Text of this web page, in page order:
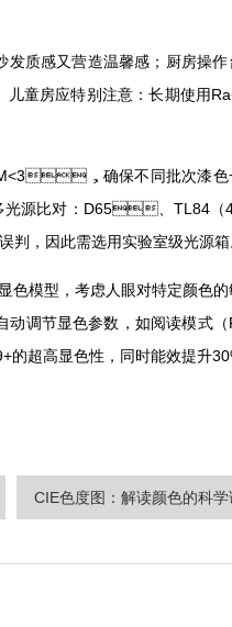
又营造温馨感；厨房操作
儿童房应特别注意：长期使
，确保不同批次漆色一
源比对：D65、TL84（
，因此需选用实验室级光源箱
型，考虑人眼对特定颜色的敏
动调节显色参数，如阅读模
超高显色性，同时能效提升30%
CIE色度图：解读颜色的科